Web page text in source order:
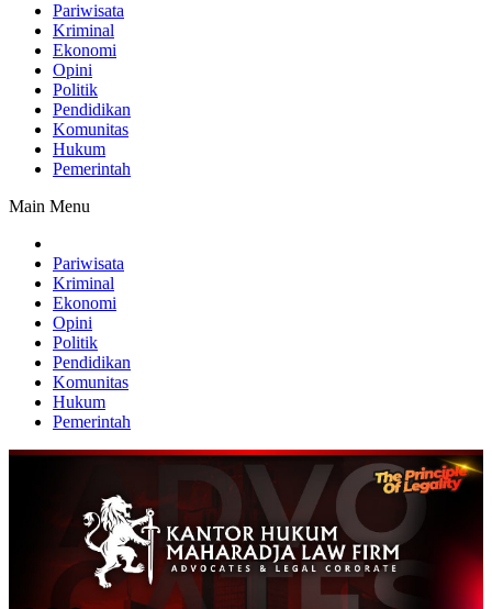
Pariwisata
Kriminal
Ekonomi
Opini
Politik
Pendidikan
Komunitas
Hukum
Pemerintah
Main Menu
Pariwisata
Kriminal
Ekonomi
Opini
Politik
Pendidikan
Komunitas
Hukum
Pemerintah